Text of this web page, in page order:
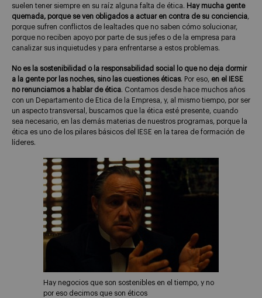
suelen tener siempre en su raíz alguna falta de ética. Hay mucha gente
quemada, porque se ven obligados a actuar en contra de su conciencia,
porque sufren conflictos de lealtades que no saben cómo solucionar,
porque no reciben apoyo por parte de sus jefes o de la empresa para
canalizar sus inquietudes y para enfrentarse a estos problemas.
No es la sostenibilidad o la responsabilidad social lo que no deja dormir
a la gente por las noches, sino las cuestiones éticas. Por eso, en el IESE
no renunciamos a hablar de ética. Contamos desde hace muchos años
con un Departamento de Etica de la Empresa, y, al mismo tiempo, por ser
un aspecto transversal, buscamos que la ética esté presente, cuando
sea necesario, en las demás materias de nuestros programas, porque la
ética es uno de los pilares básicos del IESE en la tarea de formación de
líderes.
Hay negocios que son sostenibles en el tiempo, y no
por eso decimos que son éticos